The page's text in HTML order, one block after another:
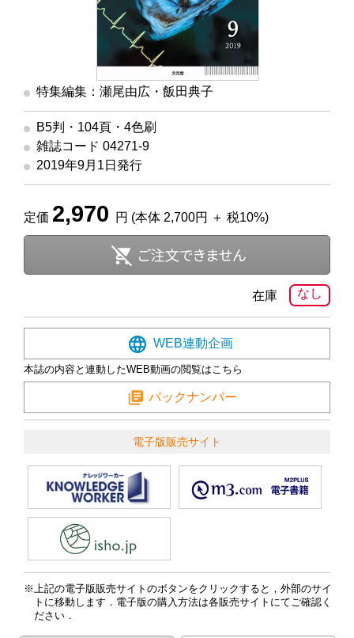
特集編集：瀬尾由広・飯田典子
B5判・104頁・4色刷
雑誌コード 04271-9
2019年9月1日発行
定価 2,970 円 (本体 2,700円 ＋ 税10%)
なし
在庫
WEB連動企画
本誌の内容と連動したWEB動画の閲覧はこちら
バックナンバー
電子版販売サイト
上記の電子版販売サイトのボタンをクリックすると，外部のサイ
トに移動します．電子版の購入方法は各販売サイトにてご確認く
ださい．